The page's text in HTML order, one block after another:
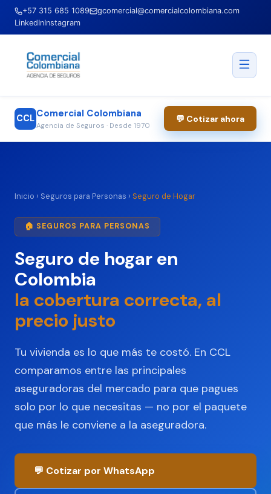
+57 315 685 1089
gcomercial@comercialcolombiana.com
LinkedInInstagram
CCL Comercial Colombiana
Agencia de Seguros · Desde 1970
💬 Cotizar ahora
Inicio › Seguros para Personas › Seguro de Hogar
🏠 SEGUROS PARA PERSONAS
Seguro de hogar en
Colombia
la cobertura correcta, al
precio justo
Tu vivienda es lo que más te costó. En CCL
comparamos entre las principales
aseguradoras del mercado para que pagues
solo por lo que necesitas — no por el paquete
que más le conviene a la aseguradora.
💬 Cotizar por WhatsApp